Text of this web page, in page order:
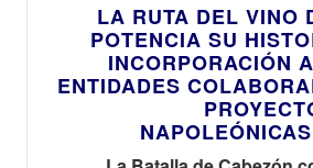
LA RUTA DEL VINO
POTENCIA SU
INCORPORACIÓN
ENTIDADES